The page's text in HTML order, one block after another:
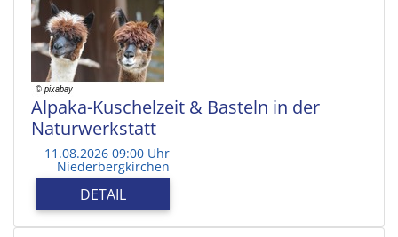
Alpaka-Kuschelzeit & Basteln in der
Naturwerkstatt
11.08.2026 09:00 Uhr
Niederbergkirchen
DETAIL